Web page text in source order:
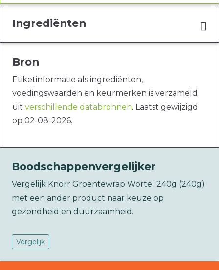
Ingrediënten
Bron
Etiketinformatie als ingrediënten,
voedingswaarden en keurmerken is verzameld
uit verschillende databronnen. Laatst gewijzigd
op 02-08-2026.
Boodschappenvergelijker
Vergelijk Knorr Groentewrap Wortel 240g (240g)
met een ander product naar keuze op
gezondheid en duurzaamheid.
Vergelijk